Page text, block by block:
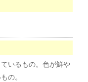
いるもの。色が鮮や
の。